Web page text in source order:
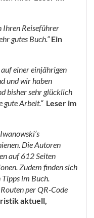
Ihren Reiseführer
gutes Buch.“Ein
einer einjährigen
und wir haben
bisher sehr glücklich
gute Arbeit.“ Leser im
Die Autoren
auf 612 Seiten
Zudem finden sich
im Buch.
per QR-Code
aktuell,